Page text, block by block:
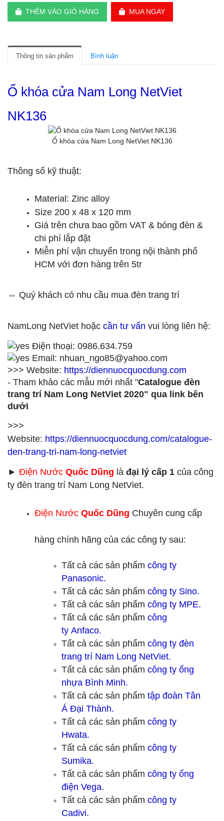
THÊM VÀO GIỎ HÀNG MUA NGAY
Thông tin sản phẩm Bình luận
Ổ khóa cửa Nam Long NetViet
NK136
Ổ khóa cửa Nam Long NetViet NK136
Thông số kỹ thuật:
Material: Zinc alloy
Size 200 x 48 x 120 mm
Giá trên chưa bao gồm VAT & bóng đèn &
chi phí lắp đặt
Miễn phí vận chuyển trong nội thành phố
HCM với đơn hàng trên 5tr
⇔ Quý khách có nhu cầu mua đèn trang trí
NamLong NetViet hoặc cần tư vấn vui lòng liên hệ:
Điện thoại: 0986.634.759
Email: nhuan_ngo85@yahoo.com
>>> Website: https://diennuocquocdung.com
- Tham khảo các mẫu mới nhất "Catalogue đèn
trang trí Nam Long NetViet 2020" qua link bên
dưới
>>>
Website: https://diennuocquocdung.com/catalogue-
den-trang-tri-nam-long-netviet
► Điện Nước Quốc Dũng là đại lý cấp 1 của công
ty đèn trang trí Nam Long NetViet.
Điện Nước Quốc Dũng Chuyên cung cấp
hàng chính hãng của các công ty sau:
Tất cả các sản phẩm công ty
Panasonic.
Tất cả các sản phẩm công ty Sino.
Tất cả các sản phẩm công ty MPE.
Tất cả các sản phẩm công
ty Anfaco.
Tất cả các sản phẩm công ty đèn
trang trí Nam Long NetViet.
Tất cả các sản phẩm công ty ống
nhựa Bình Minh.
Tất cả các sản phẩm tập đoàn Tân
Á Đại Thành.
Tất cả các sản phẩm công ty
Hwata.
Tất cả các sản phẩm công ty
Sumika.
Tất cả các sản phẩm công ty ống
điện Vega.
Tất cả các sản phẩm công ty
Cadivi.